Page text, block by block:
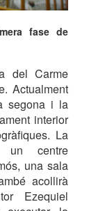
fase de
del Carme
Actualment
segona i la
interior
La
un centre
una sala
acollirà
Ezequiel